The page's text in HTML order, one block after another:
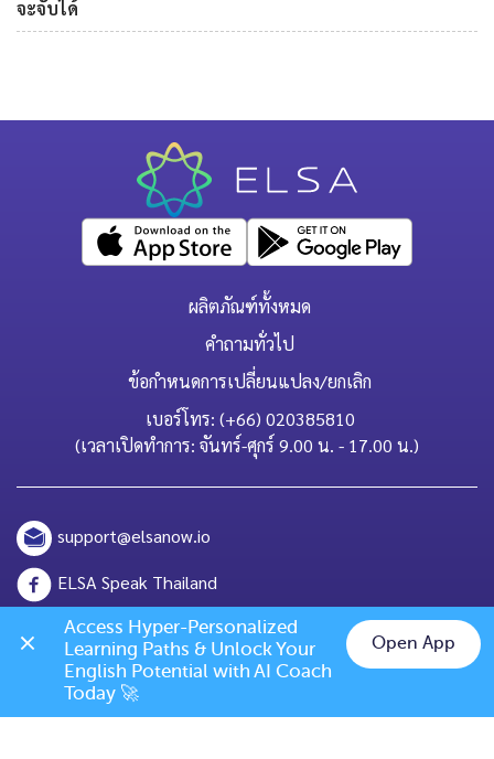
จะจับได้
ผลิตภัณฑ์ทั้งหมด
คำถามทั่วไป
ข้อกำหนดการเปลี่ยนแปลง/ยกเลิก
เบอร์โทร: (+66) 020385810
(เวลาเปิดทำการ: จันทร์-ศุกร์ 9.00 น. - 17.00 น.)
support@elsanow.io
ELSA Speak Thailand
Channel ID: @elsaspeak
139 Old Orchard Dr, Los Gatos, CA 95032Chat on LINE
Access Hyper-Personalized
Learning Paths & Unlock Your
English Potential with AI Coach
Today 🚀
Open App